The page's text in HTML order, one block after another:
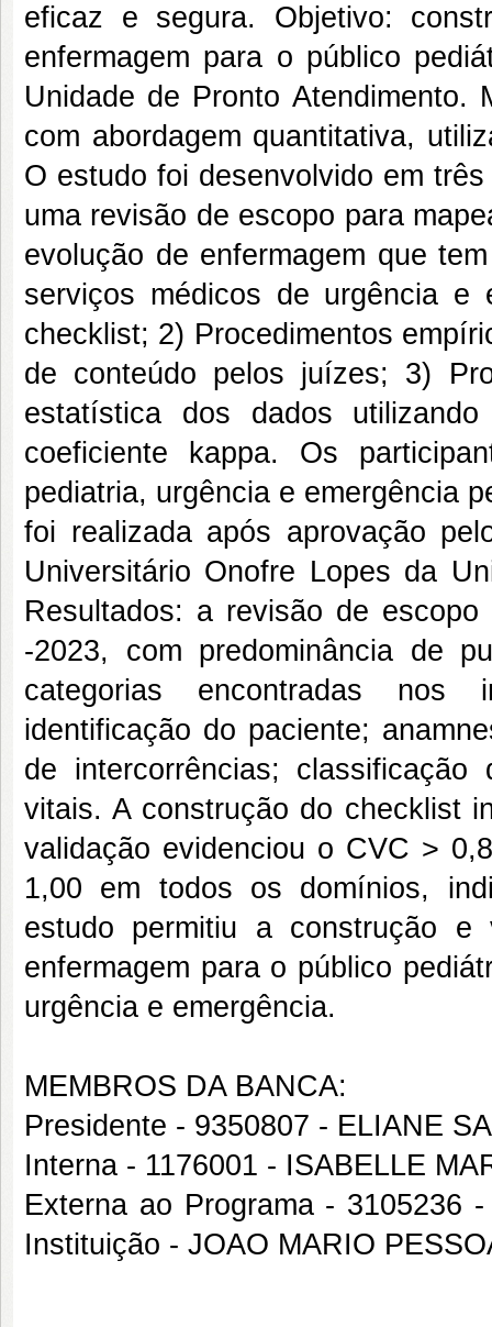
eficaz e segura. Objetivo:
enfermagem para o público
Unidade de Pronto Atendimento.
com abordagem quantitativa,
O estudo foi desenvolvido em
uma revisão de escopo para
evolução de enfermagem que
serviços médicos de urgência e
checklist; 2) Procedimentos
de conteúdo pelos juízes; 3)
estatística dos dados
coeficiente kappa. Os
pediatria, urgência e emergência
foi realizada após aprovação
Universitário Onofre Lopes da
Resultados: a revisão de
-2023, com predominância de
categorias encontradas nos
identificação do paciente;
de intercorrências;
vitais. A construção do checklist
validação evidenciou o CVC >
1,00 em todos os domínios,
estudo permitiu a construção
enfermagem para o público
urgência e emergência.
MEMBROS DA BANCA:
Presidente - 9350807 - ELIANE
Interna - 1176001 - ISABELLE
Externa ao Programa - 3105236
Instituição - JOAO MARIO